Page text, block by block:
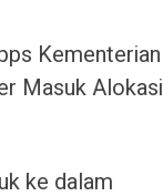
Kementerian
Masuk Alokasi
ke dalam